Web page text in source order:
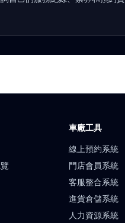
車廠工具
線上預約系統
門店會員系統
客服整合系統
進貨倉儲系統
人力資源系統